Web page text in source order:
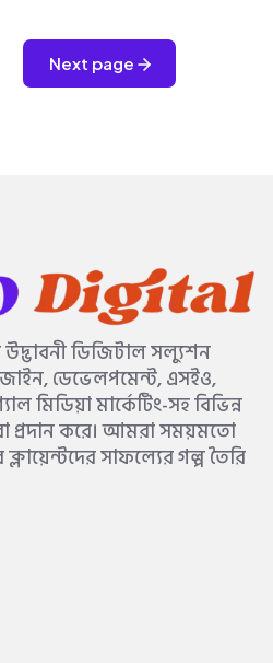
Next page
ডিজিটাল সল্যুশন
ডেভেলপমেন্ট, এসইও,
মিডিয়া মার্কেটিং-সহ বিভিন্ন
প্রদান করে। আমরা সময়মতো
সাফল্যের গল্প তৈরি